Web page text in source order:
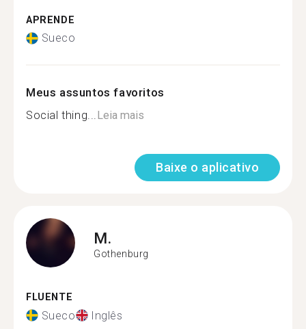
APRENDE
Sueco
Meus assuntos favoritos
Social thing...Leia mais
Baixe o aplicativo
M.
Gothenburg
FLUENTE
Sueco Inglês